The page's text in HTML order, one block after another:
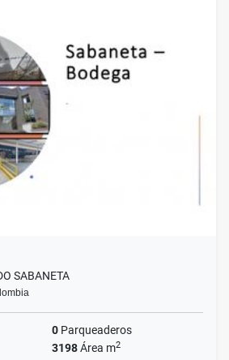
SABANETA
0 Parqueaderos
3198Área m2